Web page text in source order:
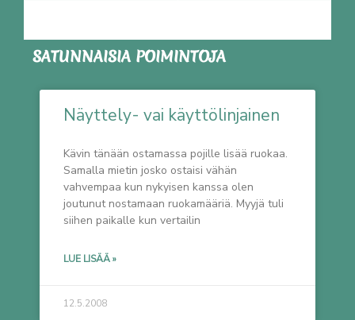
SATUNNAISIA POIMINTOJA
Näyttely- vai käyttölinjainen
Kävin tänään ostamassa pojille lisää ruokaa.
Samalla mietin josko ostaisi vähän
vahvempaa kun nykyisen kanssa olen
joutunut nostamaan ruokamääriä. Myyjä tuli
siihen paikalle kun vertailin
LUE LISÄÄ »
12.5.2008